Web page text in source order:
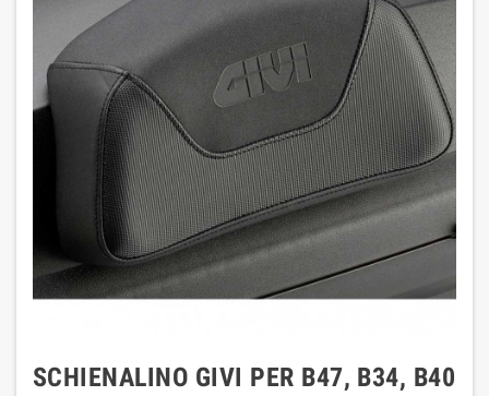
SCHIENALINO GIVI PER B47, B34, B40